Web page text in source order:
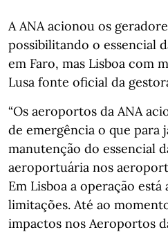
A ANA acionou os
possibilitando o essencial
em Faro, mas Lisboa com
Lusa fonte oficial da
“Os aeroportos da ANA
de emergência o que para
manutenção do essencial
aeroportuária nos
Em Lisboa a operação
limitações. Até ao
impactos nos Aeroportos